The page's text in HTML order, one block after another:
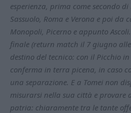
esperienza, prima come secondo di
Sassuolo, Roma e Verona e poi da
Monopoli, Picerno e appunto
finale (return match il 7 giugno
destino del tecnico: con il Picchio
conferma in terra picena, in caso
una separazione. E a Tomei non
misurarsi nella sua città e provare
patria: chiaramente tra le tante